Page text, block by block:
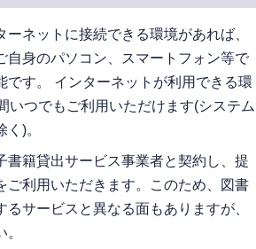
ーネットに接続できる環境があれば、
自身のパソコン、スマートフォン等で
です。 インターネットが利用できる環
いつでもご利用いただけます(システム
)。
書籍貸出サービス事業者と契約し、提
ご利用いただきます。このため、図書
るサービスと異なる面もありますが、